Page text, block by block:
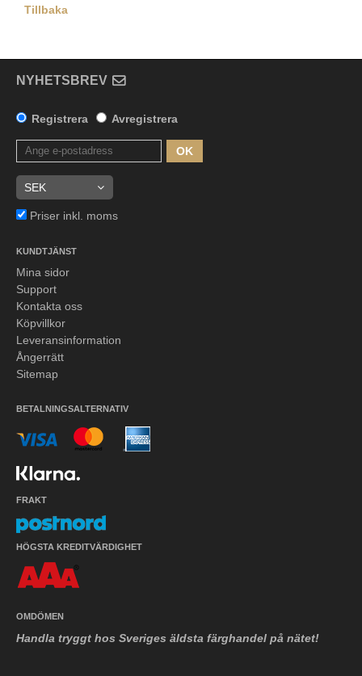
Tillbaka
NYHETSBREV
Registrera Avregistrera
OK
Priser inkl. moms
KUNDTJÄNST
Mina sidor
Support
Kontakta oss
Köpvillkor
Leveransinformation
Ångerrätt
Sitemap
BETALNINGSALTERNATIV
FRAKT
HÖGSTA KREDITVÄRDIGHET
OMDÖMEN
Handla tryggt hos Sveriges äldsta färghandel på nätet!